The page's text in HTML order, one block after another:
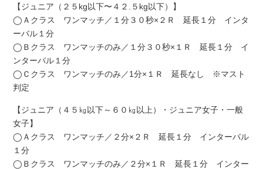
【ジュニア（２５kg以下〜４２.５kg以下）】
◯Ａクラス ワンマッチ／１分３０秒×２Ｒ 延長１分 インタ
ーバル１分
◯Ｂクラス ワンマッチのみ／１分３０秒×１Ｒ 延長１分 イ
ンターバル１分
◯Ｃクラス ワンマッチのみ／1分×１Ｒ 延長なし ※マスト
判定
【ジュニア（４５㎏以下～６０㎏以上）・ジュニア女子・一般
女子】
◯Ａクラス ワンマッチ／２分×２Ｒ 延長１分 インターバル
１分
◯Ｂクラス ワンマッチのみ／２分×１Ｒ 延長１分 インター